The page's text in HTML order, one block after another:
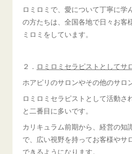
ロミロミで、愛について丁寧に学
の方たちは、全国各地で日々お客
ミロミをしています。
２． ロミロミセラピストとしてサ
ホアピリのサロンやその他のサロン
ロミロミセラピストとして活動さ
と二番目に多いです。
カリキュラム前期から、経営の知
で、広い視野を持ってお客様やサ
できるようになります。